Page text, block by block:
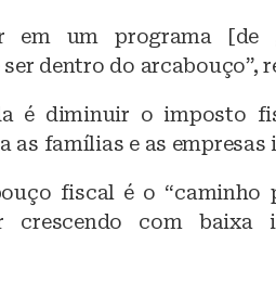
em um programa [de
dentro do arcabouço”,
é diminuir o imposto
as famílias e as empresas
fiscal é o “caminho
crescendo com baixa